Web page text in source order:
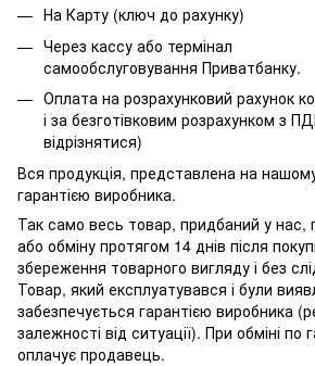
На Карту (ключ до рахунку)
Через кассу або термінал
самообслуговування Приватбанку.
Оплата на розрахунковий рахунок
і за безготівковим розрахунком з
відрізнятися)
Вся продукція, представлена ​​на
гарантією виробника.
Так само весь товар, придбаний у нас,
або обміну протягом 14 днів після
збереження товарного вигляду і без
Товар, який експлуатувався і були
забезпечується гарантією виробника
залежності від ситуації). При обміні по
оплачує продавець.